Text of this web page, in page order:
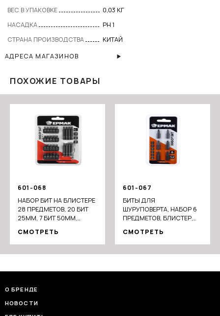
ВЕС В УПАКОВКЕ
0,03 КГ
НАСАДКА
PH 1
СТРАНА ПРОИЗВОДСТВА
КИТАЙ
АДРЕСА МАГАЗИНОВ
ПОХОЖИЕ ТОВАРЫ
601-068
НАБОР БИТ НА БЛИСТЕРЕ
28 ПРЕДМЕТОВ, 20 БИТ
25ММ, 7 БИТ 50ММ,
60ММ
СМОТРЕТЬ
601-067
БИТЫ ДЛЯ
ШУРУПОВЕРТА, НАБОР 6
ПРЕДМЕТОВ, БЛИСТЕР,
PH; PZ
СМОТРЕТЬ
О БРЕНДЕ
НОВОСТИ